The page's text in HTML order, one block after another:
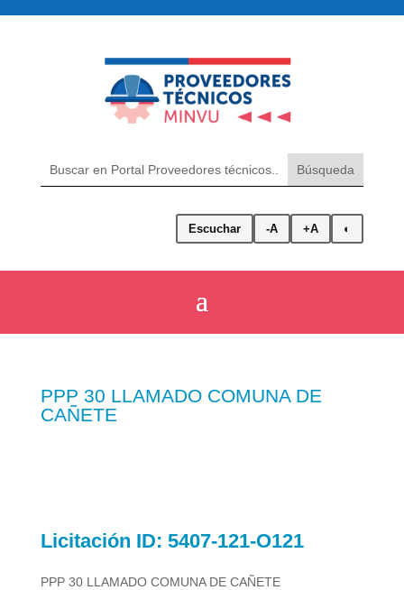
Escuchar -A +A ◐
PPP 30 LLAMADO COMUNA DE
CAÑETE
Licitación ID: 5407-121-O121
PPP 30 LLAMADO COMUNA DE CAÑETE